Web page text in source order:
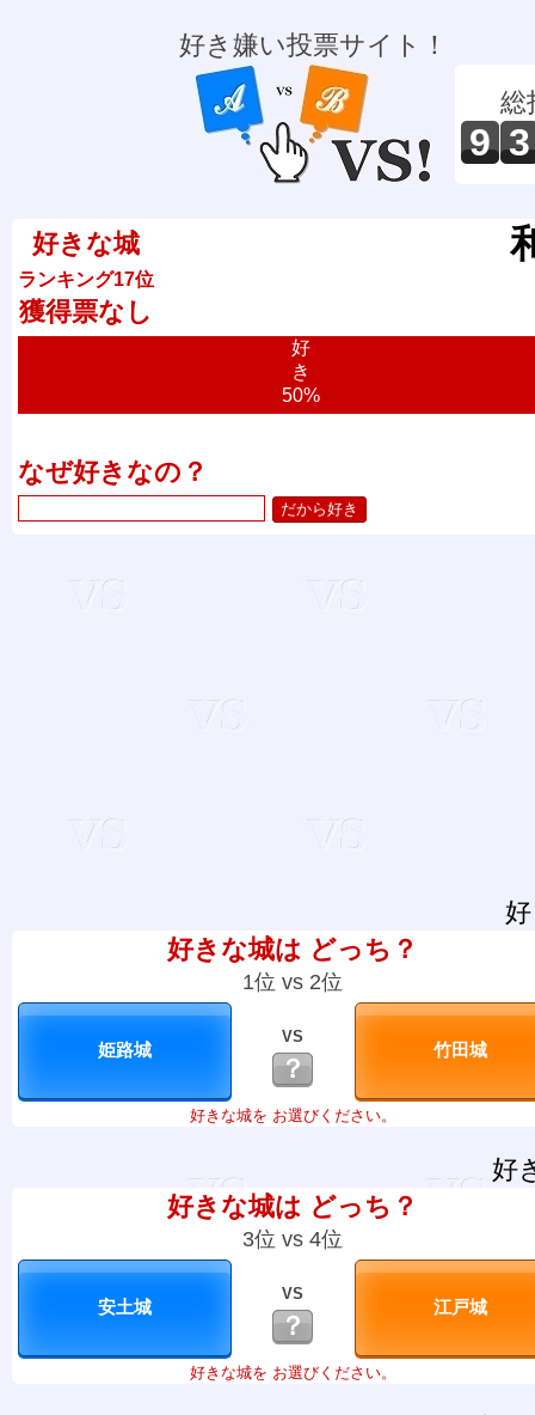
好き嫌い投票サイト！
総
9 3
好きな城
ランキング17位
獲得票なし
好
き
50%
なぜ好きなの？
好きな城は どっち？
1位 vs 2位
VS
？
好きな城を お選びください。
好
好きな城は どっち？
3位 vs 4位
VS
？
好きな城を お選びください。